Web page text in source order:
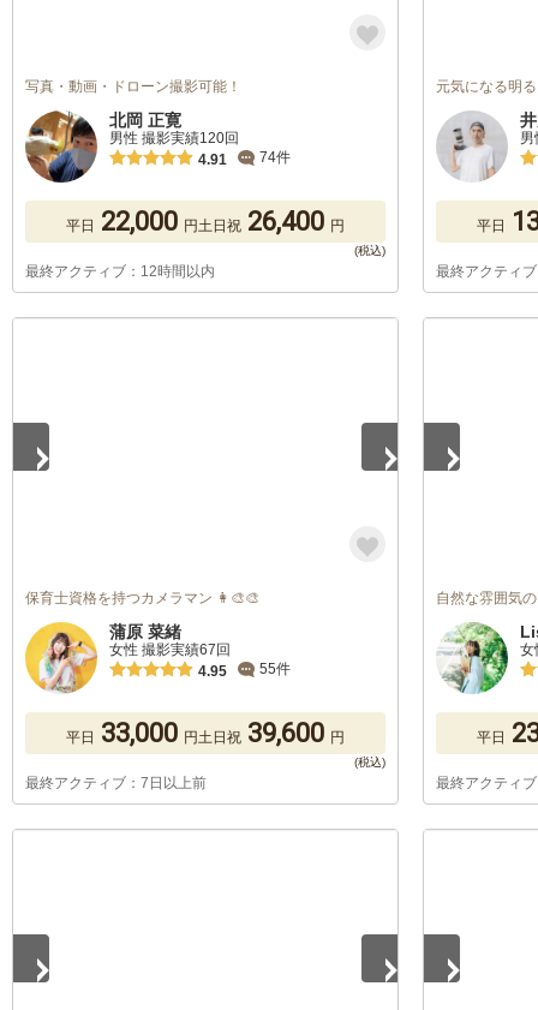
写真・動画・ドローン撮影可能！
北岡 正寛
男性 撮影実績120回
4.91
74件
平日 22,000 円土日祝 26,400 円
最終アクティブ：12時間以内
元気になる明
男
平日
最終アクティ
保育士資格を持つカメラマン 👩‍🎨🎨
蒲原 菜緒
女性 撮影実績67回
4.95
55件
平日 33,000 円土日祝 39,600 円
最終アクティブ：7日以上前
自然な雰囲気
女
平日
最終アクティ